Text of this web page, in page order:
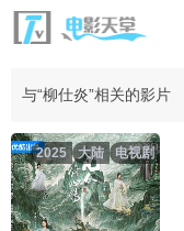
与“柳仕炎”相关的影片
电视剧
大陆
2025